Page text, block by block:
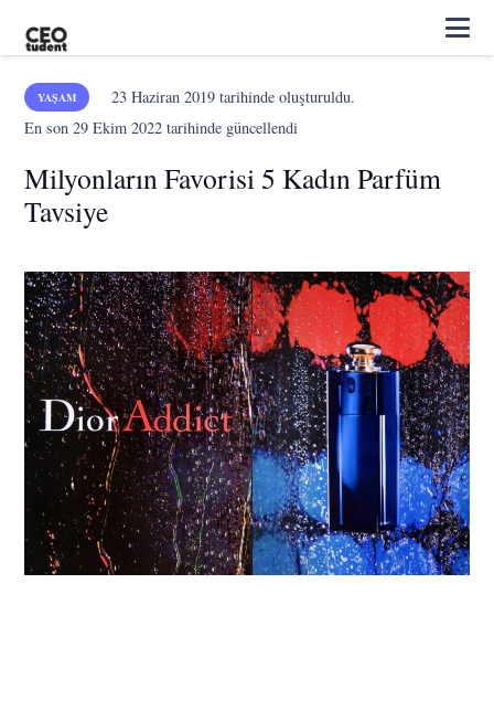
YAŞAM 23 Haziran 2019tarihinde oluşturuldu.
En son29 Ekim 2022 tarihinde güncellendi
Milyonların Favorisi 5 Kadın Parfüm
Tavsiye